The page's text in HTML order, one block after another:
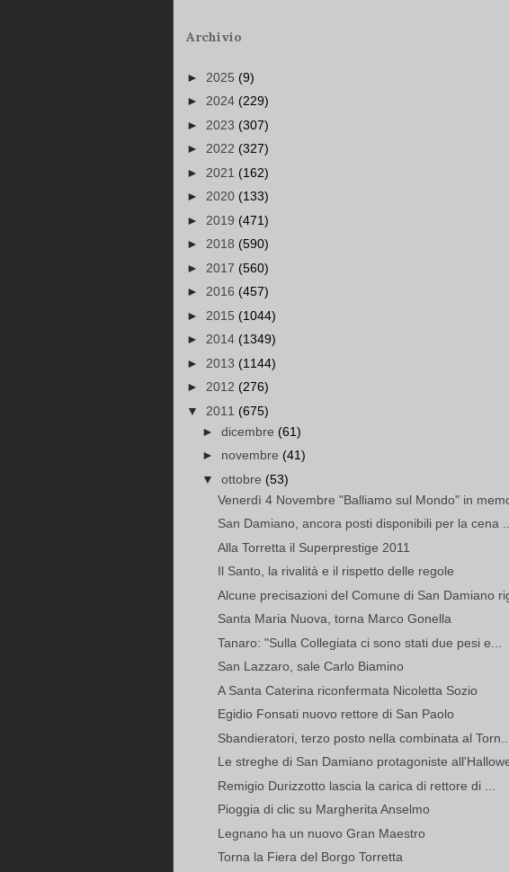
Archivio
► 2025 (9)
► 2024 (229)
► 2023 (307)
► 2022 (327)
► 2021 (162)
► 2020 (133)
► 2019 (471)
► 2018 (590)
► 2017 (560)
► 2016 (457)
► 2015 (1044)
► 2014 (1349)
► 2013 (1144)
► 2012 (276)
▼ 2011 (675)
► dicembre (61)
► novembre (41)
▼ ottobre (53)
Venerdì 4 Novembre "Balliamo sul Mondo" in
San Damiano, ancora posti disponibili per la cena
Alla Torretta il Superprestige 2011
Il Santo, la rivalità e il rispetto delle regole
Alcune precisazioni del Comune di San Damiano
Santa Maria Nuova, torna Marco Gonella
Tanaro: "Sulla Collegiata ci sono stati due pesi e...
San Lazzaro, sale Carlo Biamino
A Santa Caterina riconfermata Nicoletta Sozio
Egidio Fonsati nuovo rettore di San Paolo
Sbandieratori, terzo posto nella combinata al Torn...
Le streghe di San Damiano protagoniste
Remigio Durizzotto lascia la carica di rettore di ...
Pioggia di clic su Margherita Anselmo
Legnano ha un nuovo Gran Maestro
Torna la Fiera del Borgo Torretta